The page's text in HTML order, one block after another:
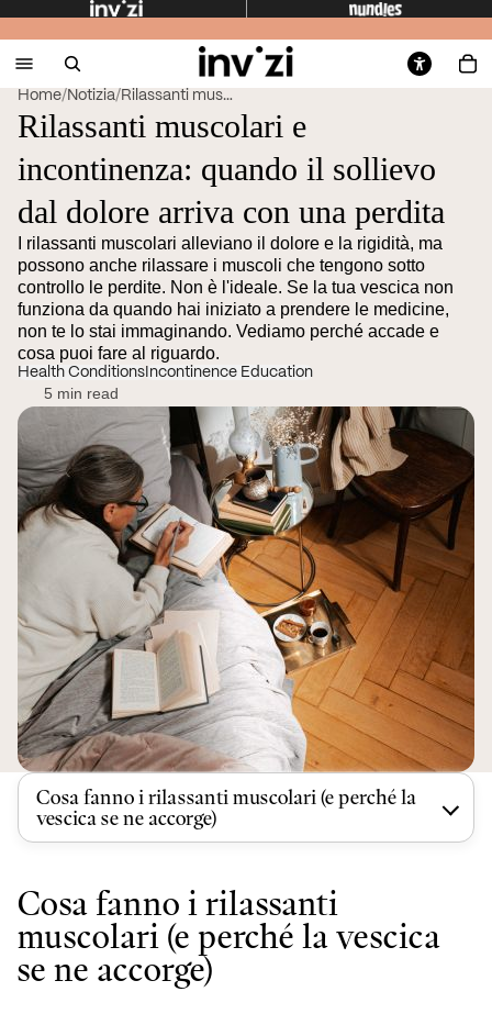
Home/Notizia/ Rilassanti muscolari e incontinenza: quando il ...
Rilassanti muscolari e
incontinenza: quando il sollievo
dal dolore arriva con una perdita
I rilassanti muscolari alleviano il dolore e la rigidità, ma
possono anche rilassare i muscoli che tengono sotto
controllo le perdite. Non è l'ideale. Se la tua vescica non
funziona da quando hai iniziato a prendere le medicine,
non te lo stai immaginando. Vediamo perché accade e
cosa puoi fare al riguardo.
Health Conditions Incontinence Education
5 min read
Cosa fanno i rilassanti muscolari (e perché la
vescica se ne accorge)
Cosa fanno i rilassanti
muscolari (e perché la vescica
se ne accorge)